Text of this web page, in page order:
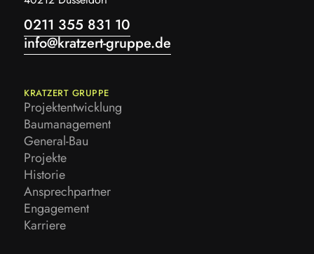
0211 355 831 10
info@kratzert-gruppe.de
KRATZERT GRUPPE
Projektentwicklung
Projektentwicklung
Baumanagement
Baumanagement
General-Bau
General-Bau
Projekte
Projekte
Historie
Historie
Ansprechpartner
Ansprechpartner
Engagement
Engagement
Karriere